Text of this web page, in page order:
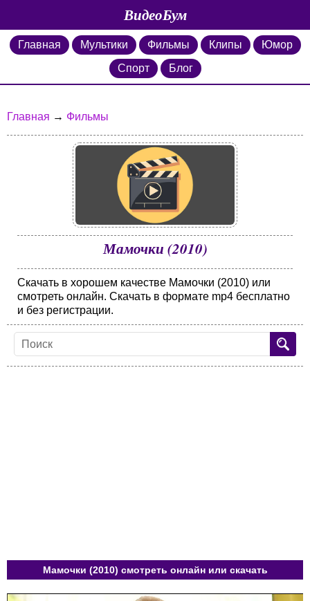
ВидеоБум
Главная Мультики Фильмы Клипы
Юмор
Спорт
Блог
Главная → Фильмы
Мамочки (2010)
Скачать в хорошем качестве Мамочки (2010) или
смотреть онлайн. Скачать в формате mp4 бесплатно
и без регистрации.
Мамочки (2010) смотреть онлайн или скачать